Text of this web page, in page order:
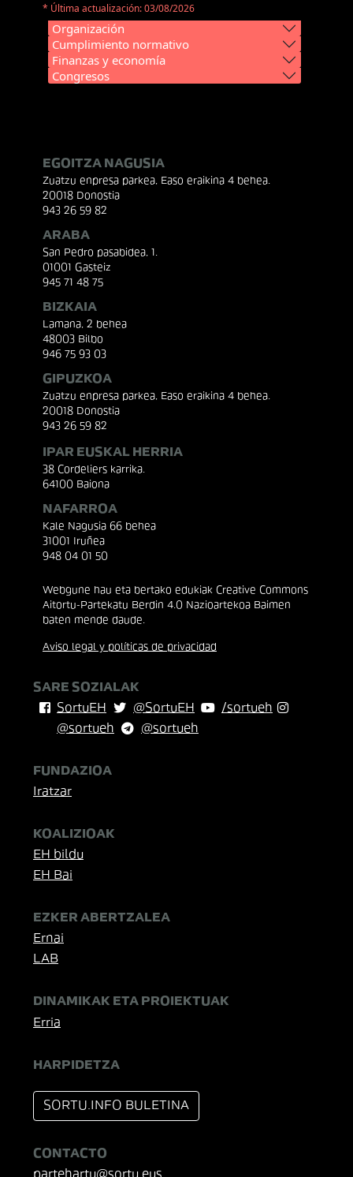
* Última actualización: 03/08/2026
Organización
Cumplimiento normativo
Finanzas y economía
Congresos
EGOITZA NAGUSIA
Zuatzu enpresa parkea, Easo eraikina 4 behea.
20018 Donostia
943 26 59 82
ARABA
San Pedro pasabidea, 1.
01001 Gasteiz
945 71 48 75
BIZKAIA
Lamana, 2 behea
48003 Bilbo
946 75 93 03
GIPUZKOA
Zuatzu enpresa parkea, Easo eraikina 4 behea.
20018 Donostia
943 26 59 82
IPAR EUSKAL HERRIA
38 Cordeliers karrika.
64100 Baiona
NAFARROA
Kale Nagusia 66 behea
31001 Iruñea
948 04 01 50
Webgune hau eta bertako edukiak Creative Commons
Aitortu-Partekatu Berdin 4.0 Nazioartekoa Baimen
baten mende daude.
Aviso legal y políticas de privacidad
SARE SOZIALAK
SortuEH
@SortuEH
/sortueh
@sortueh
@sortueh
FUNDAZIOA
Iratzar
KOALIZIOAK
EH bildu
EH Bai
EZKER ABERTZALEA
Ernai
LAB
DINAMIKAK ETA PROIEKTUAK
Erria
HARPIDETZA
SORTU.INFO BULETINA
CONTACTO